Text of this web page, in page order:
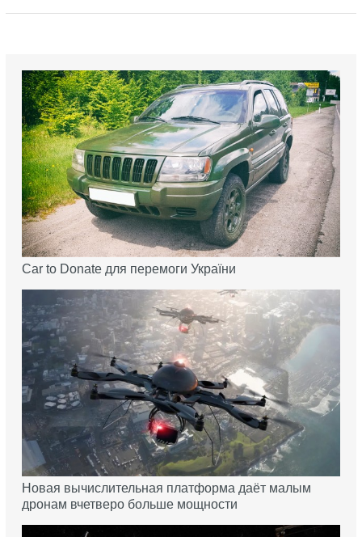
Car to Donate для перемоги України
Новая вычислительная платформа даёт малым
дронам вчетверо больше мощности